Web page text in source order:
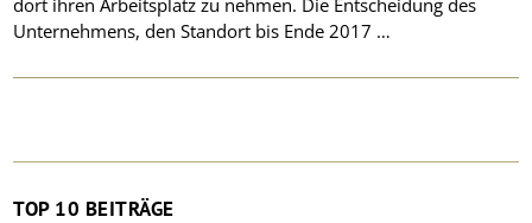
Unternehmens, den Standort bis Ende 2017 …
TOP 10 BEITRÄGE